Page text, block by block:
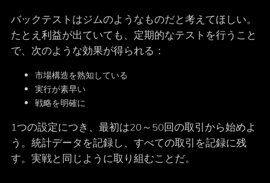
バックテストはジムのようなものだと考えてほしい。
たとえ利益が出ていても、定期的なテストを行うこと
で、次のような効果が得られる：
市場構造を熟知している
実行が素早い
戦略を明確に
1つの設定につき、最初は20～50回の取引から始めよ
う。統計データを記録し、すべての取引を記録に残
す。実戦と同じように取り組むことだ。